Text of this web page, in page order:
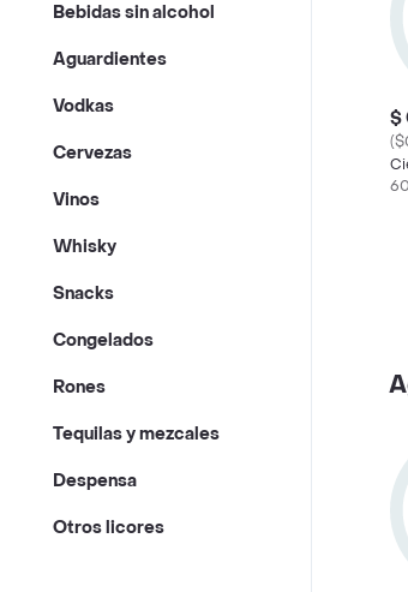
Bebidas sin alcohol
Aguardientes
Vodkas
Cervezas
Vinos
Whisky
Snacks
Congelados
Rones
Tequilas y mezcales
Despensa
Otros licores
$